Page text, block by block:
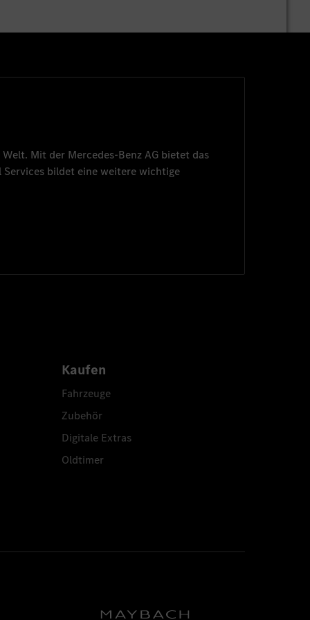
Mit der Mercedes-Benz AG bietet das
Services bildet eine weitere wichtige
Kaufen
Fahrzeuge
Zubehör
Digitale Extras
Oldtimer